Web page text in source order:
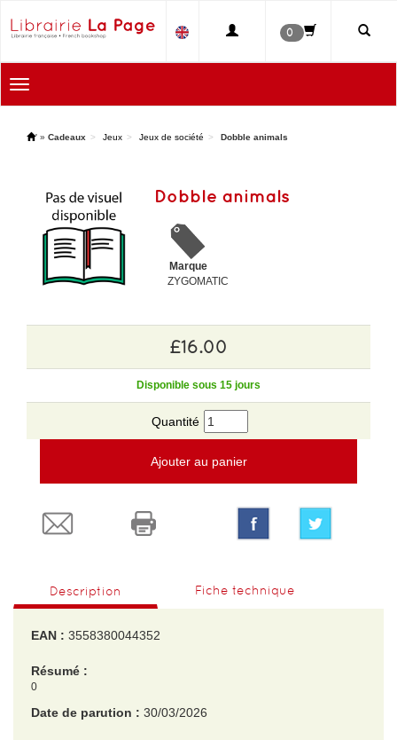
0
Toggle
navigation
' » Cadeaux Jeux Jeux de société Dobble animals
Dobble animals
Marque
ZYGOMATIC
£16.00
Disponible sous 15 jours
Quantité
Ajouter au panier
Description Fiche technique
EAN : 3558380044352
Résumé :
0
Date de parution : 30/03/2026